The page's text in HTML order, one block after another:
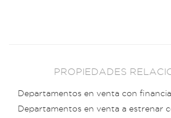
PROPIEDADES
Departamentos en venta con
Departamentos en venta a estrenar